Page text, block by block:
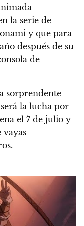
la serie de
y que para
después de su
de
sorprendente
la lucha por
el 7 de julio y
vayas